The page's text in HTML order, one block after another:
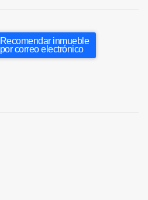
Recomendar inmueble
por correo electrónico